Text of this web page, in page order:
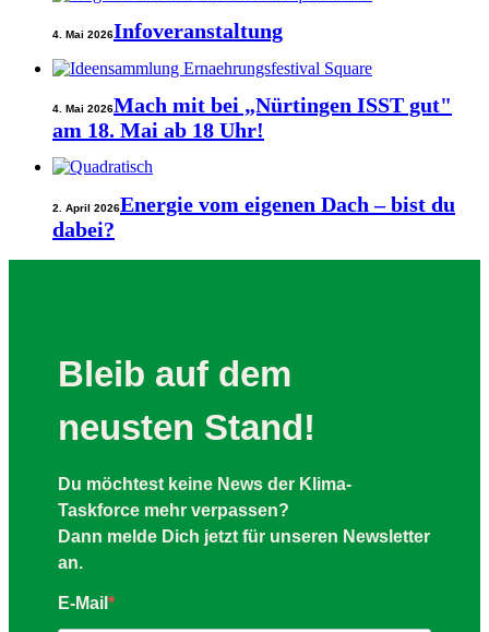
4. Mai 2026Infoveranstaltung
4. Mai 2026Mach mit bei „Nürtingen ISST gut"
am 18. Mai ab 18 Uhr!
2. April 2026Energie vom eigenen Dach – bist du
dabei?